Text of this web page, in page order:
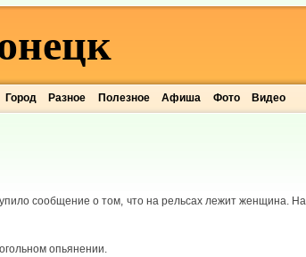
Город Разное Полезное Афиша Фото Видео
сообщение о том, что на рельсах лежит женщина. На
опьянении.